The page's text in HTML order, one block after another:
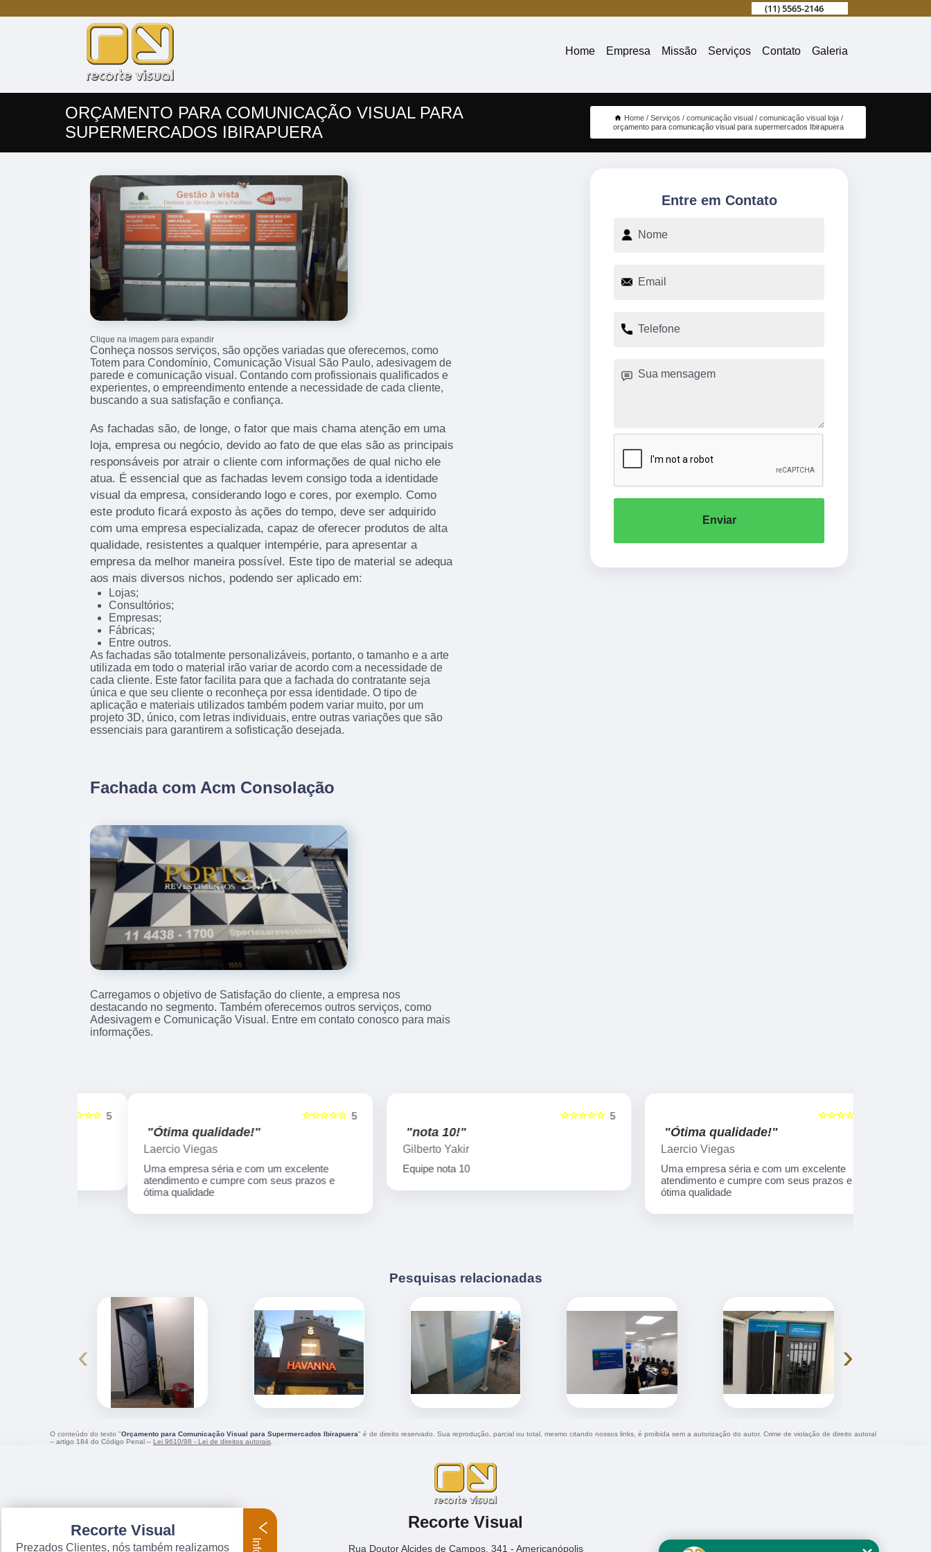
(11) 5565-2146
Home Empresa Missão Serviços Contato Galeria
ORÇAMENTO PARA COMUNICAÇÃO VISUAL PARA
SUPERMERCADOS IBIRAPUERA
Home Serviços comunicação visual
comunicação visual loja
orçamento para comunicação visual para supermercados Ibirapuera
Clique na imagem para expandir
Conheça nossos serviços, são opções variadas que oferecemos, como
Totem para Condomínio, Comunicação Visual São Paulo, adesivagem de
parede e comunicação visual. Contando com profissionais qualificados e
experientes, o empreendimento entende a necessidade de cada cliente,
buscando a sua satisfação e confiança.
As fachadas são, de longe, o fator que mais chama atenção em uma
loja, empresa ou negócio, devido ao fato de que elas são as principais
responsáveis por atrair o cliente com informações de qual nicho ele
atua. É essencial que as fachadas levem consigo toda a identidade
visual da empresa, considerando logo e cores, por exemplo. Como
este produto ficará exposto às ações do tempo, deve ser adquirido
com uma empresa especializada, capaz de oferecer produtos de alta
qualidade, resistentes a qualquer intempérie, para apresentar a
empresa da melhor maneira possível. Este tipo de material se adequa
aos mais diversos nichos, podendo ser aplicado em:
Lojas;
Consultórios;
Empresas;
Fábricas;
Entre outros.
As fachadas são totalmente personalizáveis, portanto, o tamanho e a arte
utilizada em todo o material irão variar de acordo com a necessidade de
cada cliente. Este fator facilita para que a fachada do contratante seja
única e que seu cliente o reconheça por essa identidade. O tipo de
aplicação e materiais utilizados também podem variar muito, por um
projeto 3D, único, com letras individuais, entre outras variações que são
essenciais para garantirem a sofisticação desejada.
Fachada com Acm Consolação
Carregamos o objetivo de Satisfação do cliente, a empresa nos
destacando no segmento. Também oferecemos outros serviços, como
Adesivagem e Comunicação Visual. Entre em contato conosco para mais
informações.
Entre em Contato
Enviar
5
☆☆☆☆☆
"Ótima qualidade!"
Laercio Viegas
Uma empresa séria e com um excelente
atendimento e cumpre com seus prazos e
ótima qualidade
5
☆☆☆☆☆
"nota 10!"
Gilberto Yakir
Equipe nota 10
5
☆☆☆☆☆
"Ótima qualidade!"
Laercio Viegas
Uma empresa séria e com um excelente
atendimento e cumpre com seus prazos e
ótima qualidade
Pesquisas relacionadas
‹ ›
O conteúdo do texto "Orçamento para Comunicação Visual para Supermercados Ibirapuera" é de direito reservado. Sua reprodução, parcial ou total, mesmo citando nossos links, é proibida sem a autorização do autor. Crime de violação de direito autoral
– artigo 184 do Código Penal – Lei 9610/98 - Lei de direitos autorais.
Recorte Visual
Rua Doutor Alcides de Campos, 341 - Americanópolis
Recorte Visual
Prezados Clientes, nós também realizamos